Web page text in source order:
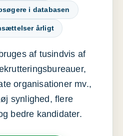
i databasen
årligt
af tusindvis af
organisationer mv.,
synlighed, flere
bedre kandidater.